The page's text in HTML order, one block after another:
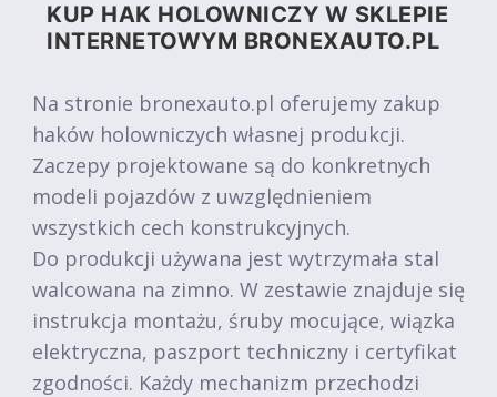
KUP HAK HOLOWNICZY W SKLEPIE
INTERNETOWYM BRONEXAUTO.PL
Na stronie bronexauto.pl oferujemy zakup
haków holowniczych własnej produkcji.
Zaczepy projektowane są do konkretnych
modeli pojazdów z uwzględnieniem
wszystkich cech konstrukcyjnych.
Do produkcji używana jest wytrzymała stal
walcowana na zimno. W zestawie znajduje się
instrukcja montażu, śruby mocujące, wiązka
elektryczna, paszport techniczny i certyfikat
zgodności. Każdy mechanizm przechodzi